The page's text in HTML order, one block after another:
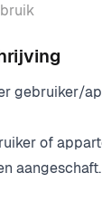
gebruiker/
of
aangeschaft.